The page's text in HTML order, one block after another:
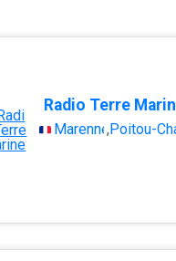
Radio Terre
Marennes
,Poitou-